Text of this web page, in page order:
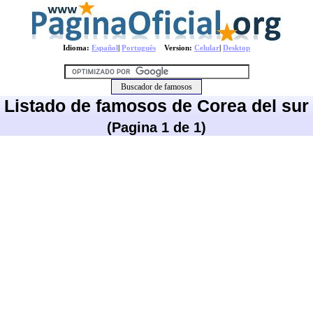
Idioma: Español| Português Version: Celular| Desktop
Listado de famosos de Corea del sur
(Pagina 1 de 1)